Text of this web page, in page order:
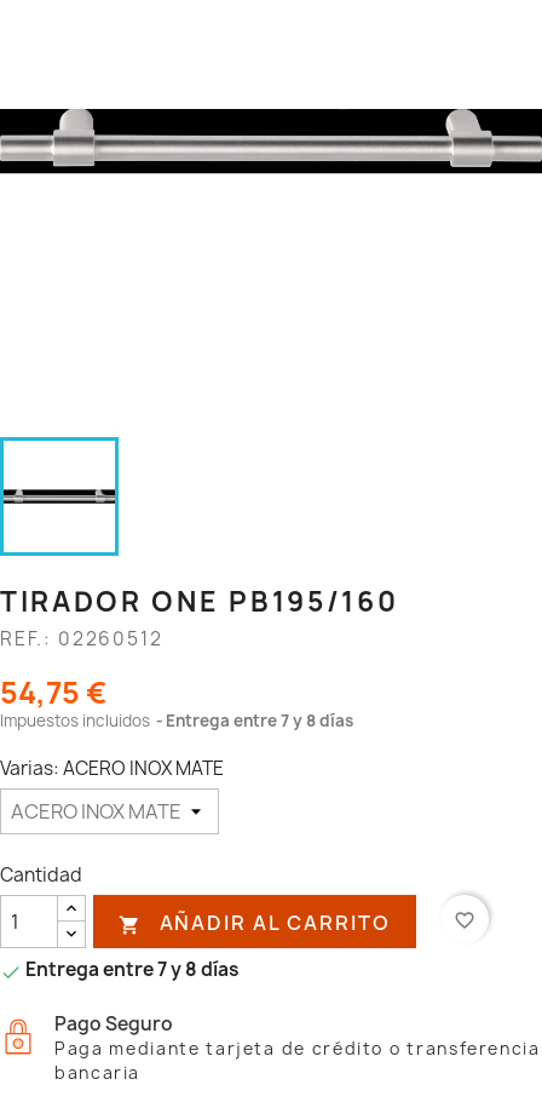
TIRADOR ONE PB195/160
REF.: 02260512
54,75 €
Impuestos incluidos Entrega entre 7 y 8 días
Varias: ACERO INOX MATE
Cantidad
 AÑADIR AL CARRITO favorite_border
 Entrega entre 7 y 8 días
Pago Seguro
Paga mediante tarjeta de crédito o transferencia
bancaria